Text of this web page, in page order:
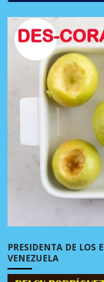
PRESIDENTA DE LOS
VENEZUELA